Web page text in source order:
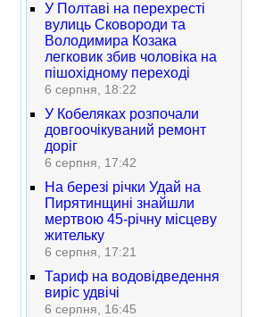
У Полтаві на перехресті
вулиць Сковороди та
Володимира Козака
легковик збив чоловіка на
пішохідному переході
6 серпня, 18:22
У Кобеляках розпочали
довгоочікуваний ремонт
доріг
6 серпня, 17:42
На березі річки Удай на
Пирятинщині знайшли
мертвою 45-річну місцеву
жительку
6 серпня, 17:21
Тариф на водовідведення
виріс удвічі
6 серпня, 16:45